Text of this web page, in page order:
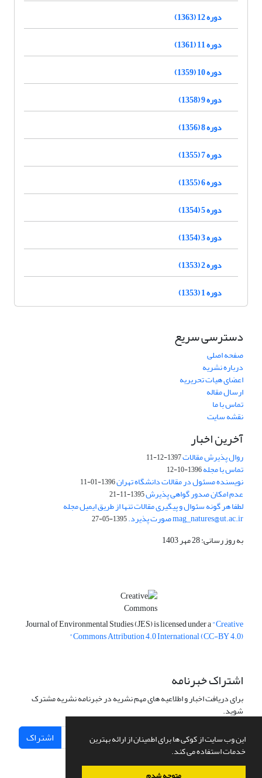
این وب سایت از کوکی ها برای اطمینان از ارائه بهترین
خدمات استفاده می کند.
دوره 12 (1363)
دوره 11 (1361)
دوره 10 (1359)
دوره 9 (1358)
دوره 8 (1356)
دوره 7 (1355)
دوره 6 (1355)
دوره 5 (1354)
دوره 3 (1354)
دوره 2 (1353)
دوره 1 (1353)
دسترسی سریع
صفحه اصلی
درباره نشریه
اعضای هیات تحریریه
ارسال مقاله
تماس با ما
نقشه سایت
آخرین اخبار
روال پذیرش مقالات1397-12-11
تماس با مجله1396-10-12
نویسنده مسئول در مقالات دانشگاه تهران1396-01-11
عدم امکان صدور گواهی پذیرش1395-11-21
لطفا هر گونه سئوال و پیگیری مقالات تنها از طریق ایمیل مجله
mag_natures@ut.ac.ir صورت پذیرد. 1395-05-27
به روز رسانی: 28 مهر 1403
Journal of Environmental Studies (JES) is licensed under a"Creative
Commons Attribution 4.0 International (CC-BY 4.0)"
اشتراک خبرنامه
برای دریافت اخبار و اطلاعیه های مهم نشریه در خبرنامه نشریه مشترک
شوید.
اشتراک